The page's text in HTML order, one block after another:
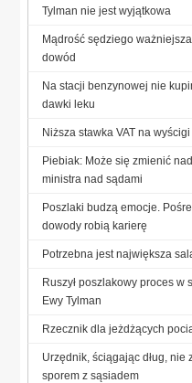
Tylman nie jest wyjątkowa
Mądrość sędziego
dowód
Na stacji benzynowej nie
dawki leku
Niższa stawka VAT na wyścigi
Piebiak: Może się zmienić
ministra nad sądami
Poszlaki budzą emocje.
dowody robią karierę
Potrzebna jest największa
Ruszył poszlakowy proces w
Ewy Tylman
Rzecznik dla jeżdżących
Urzędnik, ściągając dług, nie
sporem z sąsiadem